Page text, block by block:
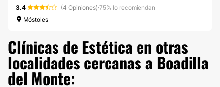
3.4 (4 Opiniones)·75% lo recomiendan
Móstoles
Clínicas de Estética en otras
localidades cercanas a Boadilla
del Monte: